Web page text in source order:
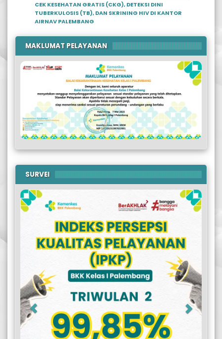
CEK KESEHATAN GRATIS (CKG), DETEKSI DINI
TUBERKULOSIS (TB), DAN SKRINING HIV DI KANTOR
AIRNAV PALEMBANG
MAKLUMAT PELAYANAN
SURVEI
Previous Next